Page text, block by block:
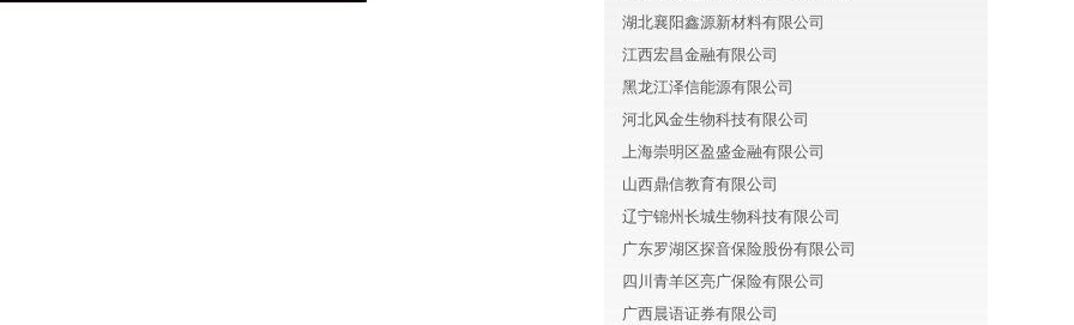
湖北襄阳鑫源新材料有限公司
江西宏昌金融有限公司
黑龙江泽信能源有限公司
河北风金生物科技有限公司
上海崇明区盈盛金融有限公司
山西鼎信教育有限公司
辽宁锦州长城生物科技有限公司
广东罗湖区探音保险股份有限公司
四川青羊区亮广保险有限公司
广西晨语证券有限公司